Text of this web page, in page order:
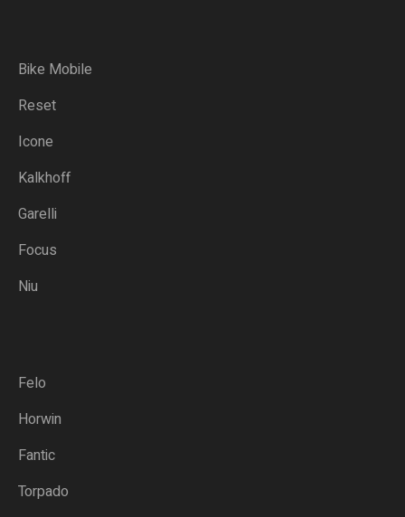
Bike Mobile
Reset
Icone
Kalkhoff
Garelli
Focus
Niu
Felo
Horwin
Fantic
Torpado